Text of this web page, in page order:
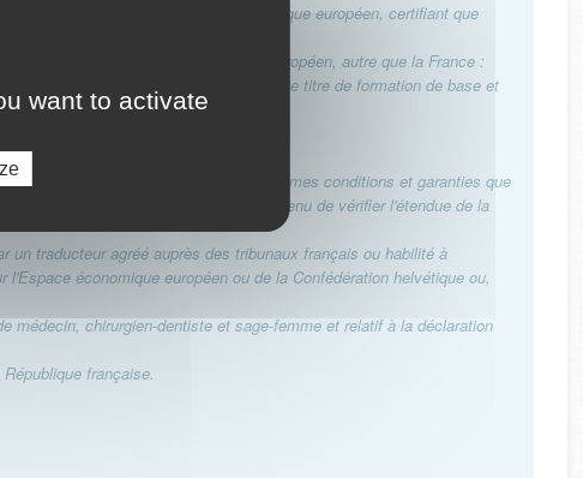
want to activate
partie à l'accord sur l'Espace économique européen, certifiant que
d'exercer ;
à l'accord sur l'Espace économique européen, autre que la France :
la reconnaissance doit porter sur le titre de formation de base et
une durée totale équivalente ;
actes effectués en France dans les mêmes conditions et garanties que
S'il n'exerce pas à titre libéral, il est tenu de vérifier l'étendue de la
traducteur agréé auprès des tribunaux français ou habilité à
économique européen ou de la Confédération helvétique ou,
médecin, chirurgien-dentiste et sage-femme et relatif à la déclaration
française.